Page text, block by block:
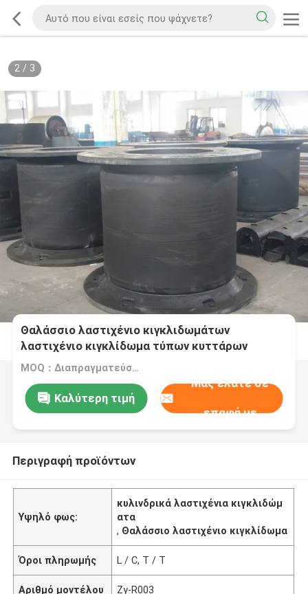
2/ 3
Θαλάσσιο λαστιχένιο κιγκλιδωμάτων
λαστιχένιο κιγκλίδωμα τύπων κυττάρων
κατασκευαστών θαλάσσιο έξοχο
MOQ：Διαπραγματεύσιμο
Καλύτερη τιμή
Μας ελάτε σε
επαφή με
Περιγραφή προϊόντων
Υψηλό φως:
κυλινδρικά λαστιχένια κιγκλιδώμ
ατα
, Θαλάσσιο λαστιχένιο κιγκλίδωμα
Όροι πληρωμής L / C, T / T
Αριθμό μοντέλου Zy-R003